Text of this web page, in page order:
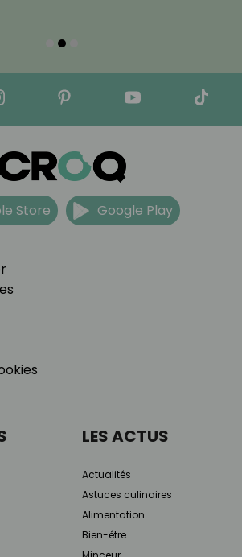
Store Google Play
LES ACTUS
Actualités
Astuces culinaires
Alimentation
Bien-être